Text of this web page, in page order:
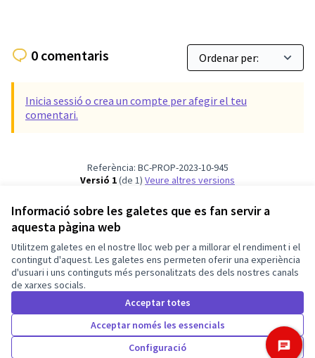
Informació sobre les galetes que es fan servir a
aquesta pàgina web
Utilitzem galetes en el nostre lloc web per a millorar el rendiment i el
contingut d'aquest. Les galetes ens permeten oferir una experiència
d'usuari i uns continguts més personalitzats des dels nostres canals
de xarxes socials.
Acceptar totes
Acceptar només les essencials
Configuració
0 comentaris
Inicia sessió o crea un compte per afegir el teu
comentari.
Referència: BC-PROP-2023-10-945
Versió 1(de 1)
veure altres versions
Termes i condicions d'ús
Configuració de les galetes
Barcelona En Comú a X
(Enllaç extern)
Barcelona En Comú a Facebook
(Enllaç extern)
Barcelona En Comú a Instagram
(Enllaç extern)
Barcelona En Comú a YouTube
(Enllaç extern)
Català
Triar la llenguaElegir el idioma
Made with ❤️ Web creada amb programari lliure.
Amb
(Enllaç